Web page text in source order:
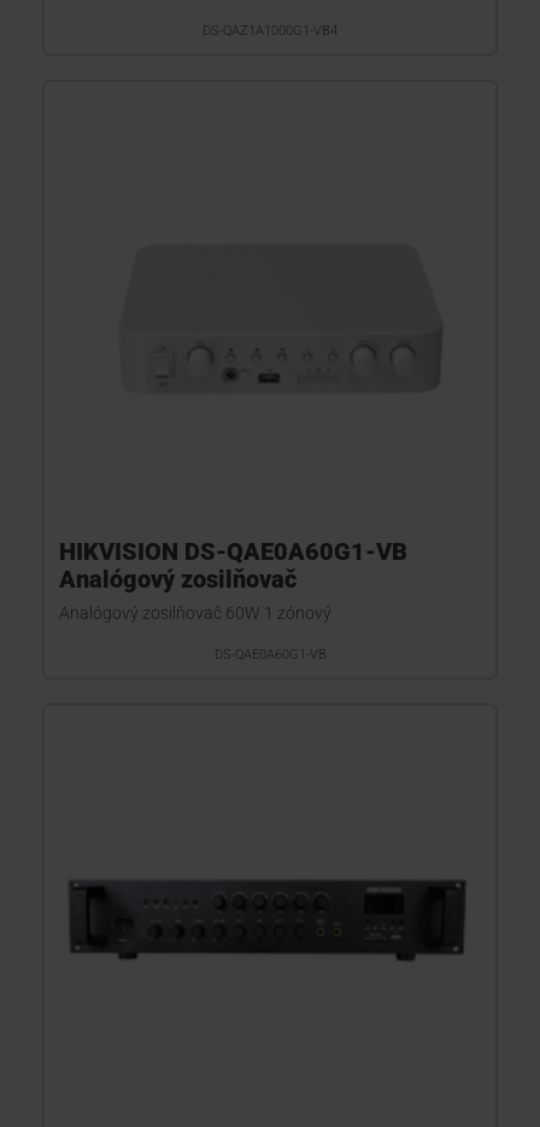
DS-QAZ1A1000G1-VB4
HIKVISION DS-QAE0A60G1-VB
Analógový zosilňovač
Analógový zosilňovač 60W 1 zónový
DS-QAE0A60G1-VB